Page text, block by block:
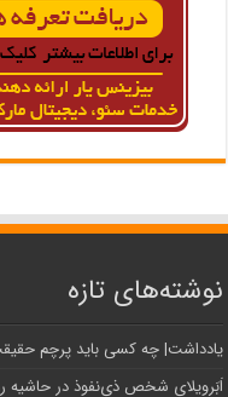
نوشته‌های تازه
یادداشت| ‌چه کسی باید پرچم
اَبَر‌ویلای شخص ذی‌نفوذ در حاشیه‌